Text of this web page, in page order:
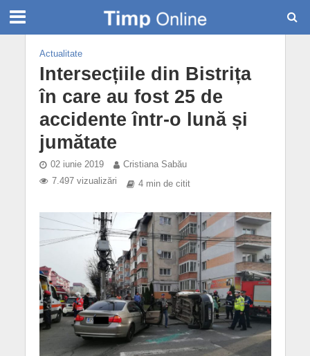
Actualitate
Intersecțiile din Bistrița
în care au fost 25 de
accidente într-o lună și
jumătate
02 iunie 2019
Cristiana Sabău
7.497 vizualizări
4 min de citit